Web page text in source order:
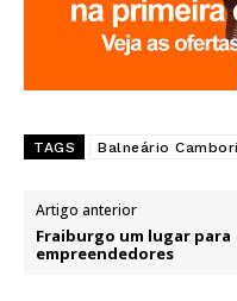
TAGS Balneário
Artigo anterior
Fraiburgo um lugar para
empreendedores